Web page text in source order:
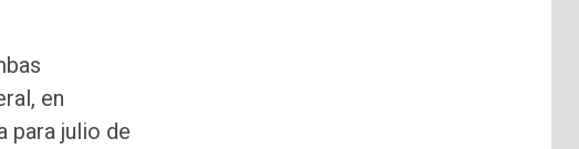
en
para julio de